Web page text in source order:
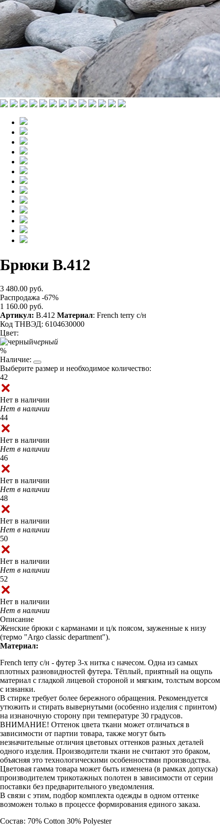
Брюки B.412
3 480.00 руб.
Распродажа -67%
1 160.00 руб.
Артикул: B.412 Материал: French terry с/н
Код ТНВЭД: 6104630000
Цвет:
черный
%
Наличие:
Выберите размер и необходимое количество:
42
Нет в наличии
Нет в наличии
44
Нет в наличии
Нет в наличии
46
Нет в наличии
Нет в наличии
48
Нет в наличии
Нет в наличии
50
Нет в наличии
Нет в наличии
52
Нет в наличии
Нет в наличии
Описание
Женские брюки с карманами и ц/к поясом, зауженные к низу
(термо "Argo classic department").
Материал:
French terry с/н - футер 3-х нитка с начесом. Одна из самых
плотных разновидностей футера. Тёплый, приятный на ощупь
материал с гладкой лицевой стороной и мягким, толстым ворсом
с изнанки.
В стирке требует более бережного обращения. Рекомендуется
утюжить и стирать вывернутыми (особенно изделия с принтом)
на изнаночную сторону при температуре 30 градусов.
ВНИМАНИЕ! Оттенок цвета ткани может отличаться в
зависимости от партии товара, также могут быть
незначительные отличия цветовых оттенков разных деталей
одного изделия. Производители ткани не считают это браком,
объясняя это технологическими особенностями производства.
Цветовая гамма товара может быть изменена (в рамках допуска)
производителем трикотажных полотен в зависимости от серии
поставки без предварительного уведомления.
В связи с этим, подбор комплекта одежды в одном оттенке
возможен только в процессе формирования единого заказа.
Состав: 70% Cotton 30% Polyester